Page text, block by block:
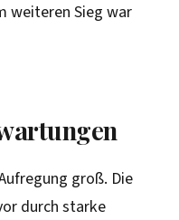
weiteren Sieg war
groß. Die
durch starke